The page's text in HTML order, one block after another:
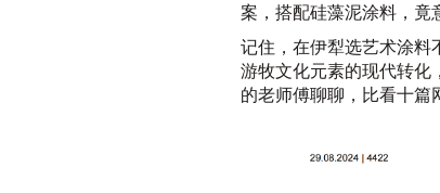
案，搭配硅藻泥涂料，竟
记住，在伊犁选艺术涂料
游牧文化元素的现代转化
的老师傅聊聊，比看十篇